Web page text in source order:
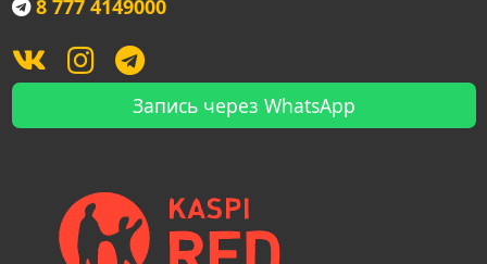
8 777 4149000
Запись через WhatsApp